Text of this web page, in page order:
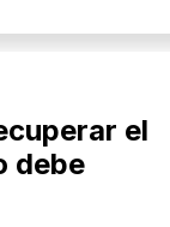
el
debe